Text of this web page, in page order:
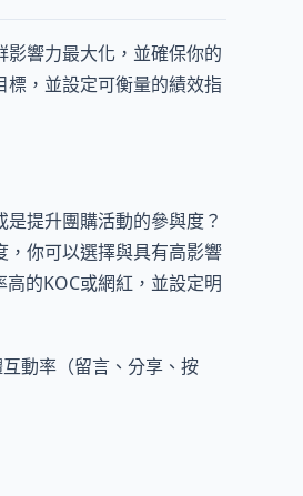
響力最大化，並確保你的
標，並設定可衡量的績效指
提升團購活動的參與度？
，你可以選擇與具有高影響
的KOC或網紅，並設定明
動率（留言、分享、按